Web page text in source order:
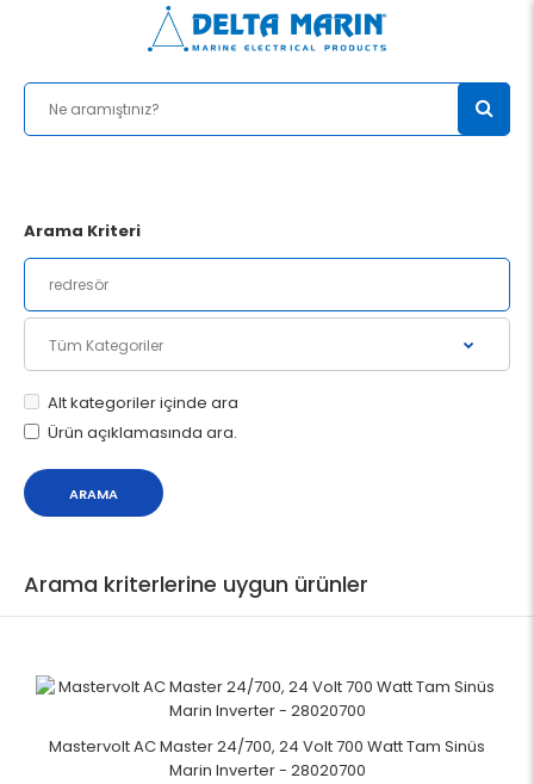
Arama Kriteri
Alt kategoriler içinde ara
Ürün açıklamasında ara.
Arama kriterlerine uygun ürünler
Mastervolt AC Master 24/700, 24 Volt 700 Watt Tam Sinüs
Marin Inverter - 28020700